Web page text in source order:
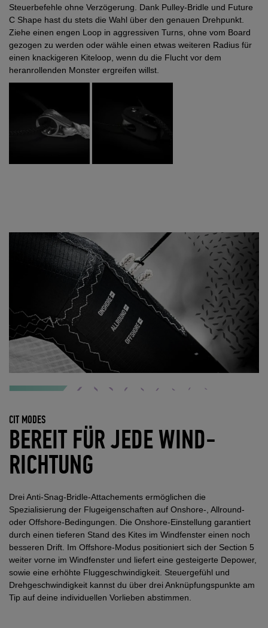
Steuerbefehle ohne Verzögerung. Dank Pulley-Bridle und Future
C Shape hast du stets die Wahl über den genauen Drehpunkt.
Ziehe einen engen Loop in aggressiven Turns, ohne vom Board
gezogen zu werden oder wähle einen etwas weiteren Radius für
einen knackigeren Kiteloop, wenn du die Flucht vor dem
heranrollenden Monster ergreifen willst.
CIT MODES
BEREIT FÜR JEDE WIND­
RICHTUNG
Drei Anti-Snag-Bridle-Attachements ermöglichen die
Spezialisierung der Flugeigenschaften auf Onshore-, Allround-
oder Offshore-Bedingungen. Die Onshore-Einstellung garantiert
durch einen tieferen Stand des Kites im Windfenster einen noch
besseren Drift. Im Offshore-Modus positioniert sich der Section 5
weiter vorne im Windfenster und liefert eine gesteigerte Depower,
sowie eine erhöhte Fluggeschwindigkeit. Steuergefühl und
Drehgeschwindigkeit kannst du über drei Anknüpfungspunkte am
Tip auf deine individuellen Vorlieben abstimmen.